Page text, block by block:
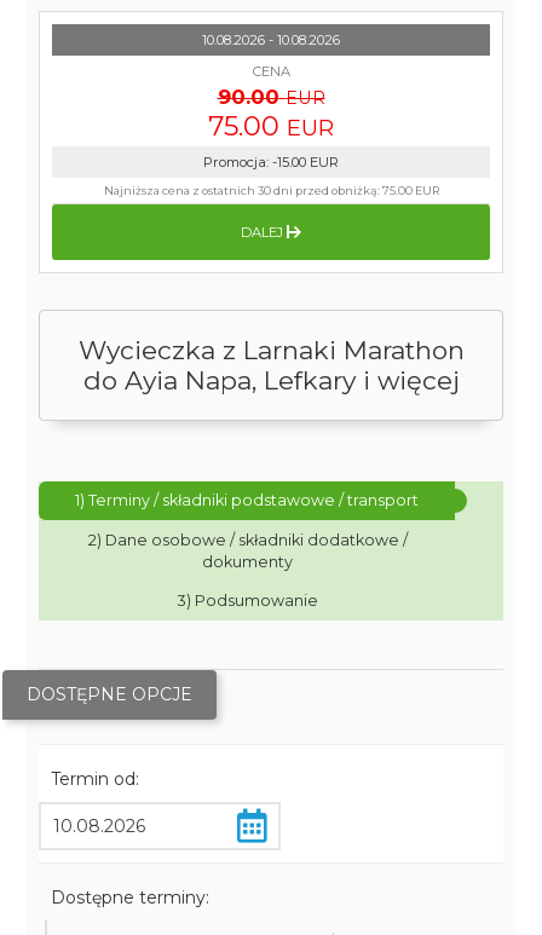
Wycieczka z Larnaki Marathon
do Ayia Napa, Lefkary i więcej
1) Terminy / składniki podstawowe / transport
2) Dane osobowe / składniki dodatkowe /
dokumenty
3) Podsumowanie
DOSTĘPNE OPCJE
Termin od:
Dostępne terminy:
10.08.2026 - 10.08.2026
CENA
90.00 EUR
75.00 EUR
Promocja: -15.00 EUR
Najniższa cena z ostatnich 30 dni przed obniżką:75.00 EUR
DALEJ